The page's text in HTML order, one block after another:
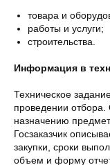
товара и
работы и услуги;
строительства.
Информация в
Техническое
проведении
назначению
Госзаказчик
закупки, сроки
объем и форму